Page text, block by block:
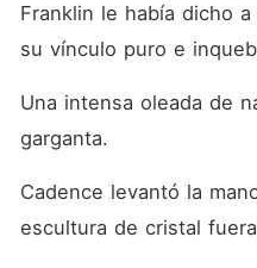
Franklin le había dicho
su vínculo puro e
Una intensa oleada de
garganta.
Cadence levantó la
escultura de cristal